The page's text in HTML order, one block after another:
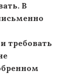
В
требовать